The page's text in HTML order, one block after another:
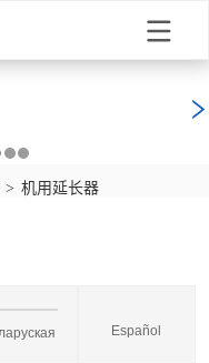
> 机用延长器
Español